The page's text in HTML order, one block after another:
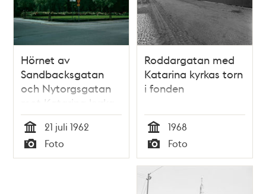
Hörnet av
Sandbacksgatan
och Nytorgsgatan
mot Katarina kyrka
Tid
21 juli 1962
Typ
Foto
Roddargatan med
Katarina kyrkas torn
i fonden
Tid
1968
Typ
Foto